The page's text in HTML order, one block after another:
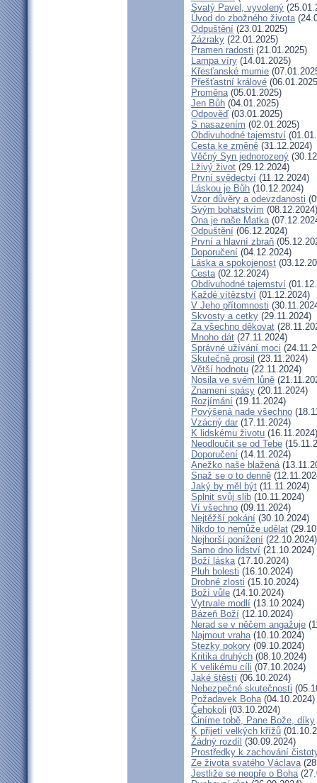
Svatý Pavel, vyvolený
Úvod do zbožného života
Odpuštění (23.01.2025)
Zázraky (22.01.2025)
Pramen radosti (21.01.2025)
Lampa víry (14.01.2025)
Křesťanské mumie
Přešťastní králové
Proměna(05.01.2025)
Jen Bůh (04.01.2025)
Odpověď (03.01.2025)
S nasazením (02.01.2025)
Obdivuhodné tajemství
Cesta ke změně (31.12.2024)
Věčný Syn jednorozený
Lživý život (29.12.2024)
První svědectví (11.12.2024)
Láskou je Bůh (10.12.2024)
Vzor důvěry a odevzdanosti
Svým bohatstvím (08.12.2024)
Ona je naše Matka
Odpuštění (06.12.2024)
První a hlavní zbraň
Doporučení (04.12.2024)
Láska a spokojenost
Cesta(02.12.2024)
Obdivuhodné tajemství
Každé vítězství (01.12.2024)
V Jeho přítomnosti
Skvosty a cetky (29.11.2024)
Za všechno děkovat
Mnoho dát (27.11.2024)
Správné užívání moci
Skutečně prosil (23.11.2024)
Větší hodnotu (22.11.2024)
Nosila ve svém lůně
Znamení spásy (20.11.2024)
Rozjímání (19.11.2024)
Povýšená nade všechno
Vzácný dar (17.11.2024)
K lidskému životu (16.11.2024)
Neodloučit se od Tebe
Doporučení (14.11.2024)
Anežko naše blažená
Snaž se o to denně
Jaký by měl být (11.11.2024)
Splnit svůj slib (10.11.2024)
Ví všechno (09.11.2024)
Nejtěžší pokání (30.10.2024)
Nikdo to nemůže udělat
Nejhorší ponížení (22.10.2024)
Samo dno lidství (21.10.2024)
Boží láska(17.10.2024)
Pluh bolesti (16.10.2024)
Drobné zlosti (15.10.2024)
Boží vůle (14.10.2024)
Vytrvale modlí (13.10.2024)
Bázeň Boží (12.10.2024)
Nerad se v něčem angažuje
Najmout vraha(10.10.2024)
Stezky pokory (09.10.2024)
Kritika druhých (08.10.2024)
K velikému cíli (07.10.2024)
Jaké štěstí (06.10.2024)
Nebezpečné skutečnosti
Požadavek Boha(04.10.2024)
Čehokoli (03.10.2024)
Činíme tobě, Pane Bože, díky
K přijetí velkých křížů
Žádný rozdíl (30.09.2024)
Prostředky k zachování
Ze života svatého Václava
Jestliže se neopře o Boha